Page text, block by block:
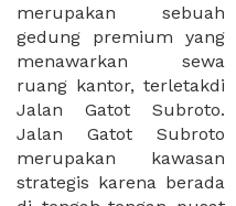
merupakan sebuah
gedung premium yang
menawarkan sewa
ruang kantor, terletakdi
Jalan Gatot Subroto.
Jalan Gatot Subroto
merupakan kawasan
strategis karena berada
Satriamandala, Kantor
Pusat Direktorat
Jenderal Pajak dan Beer
Garden BSD. Posisi ini
menjadikan Centennial
Tower menjadikan
gedung yang cocok bagi
Anda yang sedang